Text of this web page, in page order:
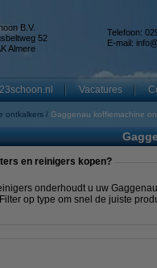
B.V.
52
Almere
Telefoon:
E-mail:
Vacatures
ontkalkers Gaggenau koffiemachine
en reinigers kopen?
onderhoudt u uw
op type om snel de juiste